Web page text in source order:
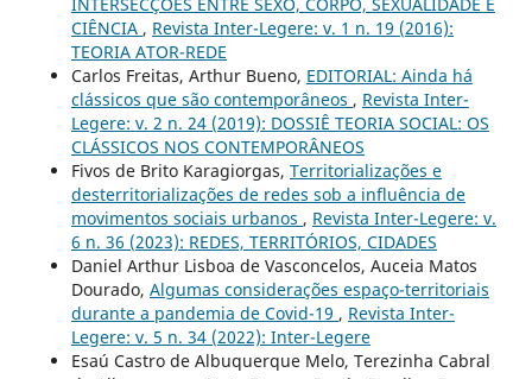
CIÊNCIA , Revista Inter-Legere: v. 1 n. 19 (2016):
TEORIA ATOR-REDE
Carlos Freitas, Arthur Bueno, EDITORIAL: Ainda há
clássicos que são contemporâneos , Revista Inter-
Legere: v. 2 n. 24 (2019): DOSSIÊ TEORIA SOCIAL: OS
CLÁSSICOS NOS CONTEMPORÂNEOS
Fivos de Brito Karagiorgas, Territorializações e
desterritorializações de redes sob a influência de
movimentos sociais urbanos , Revista Inter-Legere: v.
6 n. 36 (2023): REDES, TERRITÓRIOS, CIDADES
Daniel Arthur Lisboa de Vasconcelos, Auceia Matos
Dourado, Algumas considerações espaço-territoriais
durante a pandemia de Covid-19 , Revista Inter-
Legere: v. 5 n. 34 (2022): Inter-Legere
Esaú Castro de Albuquerque Melo, Terezinha Cabral